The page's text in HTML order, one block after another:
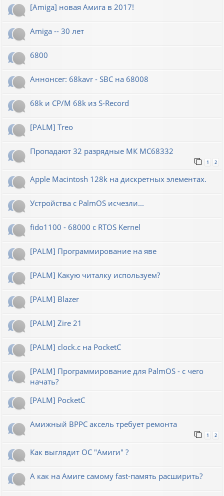
[Amiga] новая Амига в 2017!
Amiga -- 30 лет
6800
Аннонсег: 68kavr - SBC на 68008
68k и CP/M 68k из S-Record
[PALM] Treo
Пропадают 32 разрядные МК МС68332
1 2
Apple Macintosh 128k на дискретных элементах.
Устройства с PalmOS исчезли...
fido1100 - 68000 с RTOS Kernel
[PALM] Программирование на яве
[PALM] Какую читалку используем?
[PALM] Blazer
[PALM] Zire 21
[PALM] clock.c на PocketC
[PALM] Программирование для PalmOS - с чего
начать?
[PALM] PocketC
Амижный BPPC аксель требует ремонта
1 2
Как выглядит ОС "Амиги" ?
А как на Амиге самому fast-память расширить?